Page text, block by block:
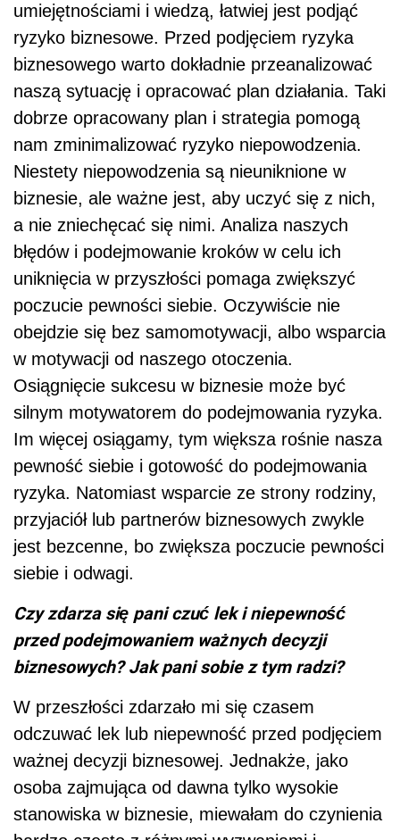
umiejętnościami i wiedzą, łatwiej jest podjąć
ryzyko biznesowe. Przed podjęciem ryzyka
biznesowego warto dokładnie przeanalizować
naszą sytuację i opracować plan działania. Taki
dobrze opracowany plan i strategia pomogą
nam zminimalizować ryzyko niepowodzenia.
Niestety niepowodzenia są nieuniknione w
biznesie, ale ważne jest, aby uczyć się z nich,
a nie zniechęcać się nimi. Analiza naszych
błędów i podejmowanie kroków w celu ich
uniknięcia w przyszłości pomaga zwiększyć
poczucie pewności siebie. Oczywiście nie
obejdzie się bez samomotywacji, albo wsparcia
w motywacji od naszego otoczenia.
Osiągnięcie sukcesu w biznesie może być
silnym motywatorem do podejmowania ryzyka.
Im więcej osiągamy, tym większa rośnie nasza
pewność siebie i gotowość do podejmowania
ryzyka. Natomiast wsparcie ze strony rodziny,
przyjaciół lub partnerów biznesowych zwykle
jest bezcenne, bo zwiększa poczucie pewności
siebie i odwagi.
Czy zdarza się pani czuć lek i niepewność
przed podejmowaniem ważnych decyzji
biznesowych? Jak pani sobie z tym radzi?
W przeszłości zdarzało mi się czasem
odczuwać lek lub niepewność przed podjęciem
ważnej decyzji biznesowej. Jednakże, jako
osoba zajmująca od dawna tylko wysokie
stanowiska w biznesie, miewałam do czynienia